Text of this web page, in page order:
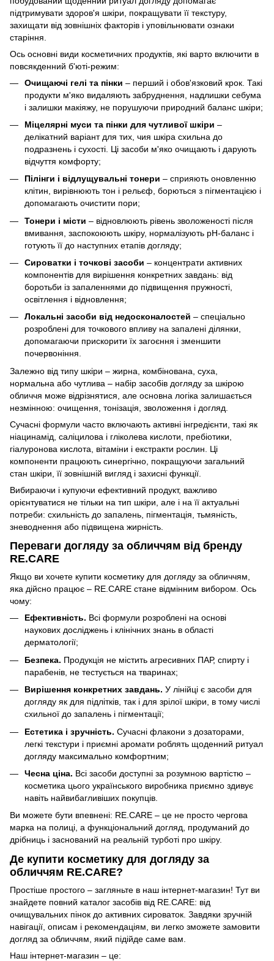
підтримувати здоров'я шкіри, покращувати її текстуру,
захищати від зовнішніх факторів і уповільнювати ознаки
старіння.
Ось основні види косметичних продуктів, які варто включити в
повсякденний б'юті-режим:
Очищаючі гелі та пінки – перший і обов'язковий крок. Такі
продукти м'яко видаляють забруднення, надлишки себума
і залишки макіяжу, не порушуючи природний баланс шкіри;
Міцелярні муси та пінки для чутливої шкіри –
делікатний варіант для тих, чия шкіра схильна до
подразнень і сухості. Ці засоби м'яко очищають і дарують
відчуття комфорту;
Пілінги і відлущувальні тонери – сприяють оновленню
клітин, вирівнюють тон і рельєф, борються з пігментацією і
допомагають очистити пори;
Тонери і місти – відновлюють рівень зволоженості після
вмивання, заспокоюють шкіру, нормалізують pH-баланс і
готують її до наступних етапів догляду;
Сироватки і точкові засоби – концентрати активних
компонентів для вирішення конкретних завдань: від
боротьби із запаленнями до підвищення пружності,
освітлення і відновлення;
Локальні засоби від недосконалостей – спеціально
розроблені для точкового впливу на запалені ділянки,
допомагаючи прискорити їх загоєння і зменшити
почервоніння.
Залежно від типу шкіри – жирна, комбінована, суха,
нормальна або чутлива – набір засобів догляду за шкірою
обличчя може відрізнятися, але основна логіка залишається
незмінною: очищення, тонізація, зволоження і догляд.
Сучасні формули часто включають активні інгредієнти, такі як
ніацинамід, саліцилова і гліколева кислоти, пребіотики,
гіалуронова кислота, вітаміни і екстракти рослин. Ці
компоненти працюють синергічно, покращуючи загальний
стан шкіри, її зовнішній вигляд і захисні функції.
Вибираючи і купуючи ефективний продукт, важливо
орієнтуватися не тільки на тип шкіри, але і на її актуальні
потреби: схильність до запалень, пігментація, тьмяність,
зневоднення або підвищена жирність.
Переваги догляду за обличчям від бренду
RE.CARE
Якщо ви хочете купити косметику для догляду за обличчям,
яка дійсно працює – RE.CARE стане відмінним вибором. Ось
чому:
Ефективність. Всі формули розроблені на основі
наукових досліджень і клінічних знань в області
дерматології;
Безпека. Продукція не містить агресивних ПАР, спирту і
парабенів, не тестується на тваринах;
Вирішення конкретних завдань. У лінійці є засоби для
догляду як для підлітків, так і для зрілої шкіри, в тому числі
схильної до запалень і пігментації;
Естетика і зручність. Сучасні флакони з дозаторами,
легкі текстури і приємні аромати роблять щоденний ритуал
догляду максимально комфортним;
Чесна ціна. Всі засоби доступні за розумною вартістю –
косметика цього українського виробника приємно здивує
навіть найвибагливіших покупців.
Ви можете бути впевнені: RE.CARE – це не просто чергова
марка на полиці, а функціональний догляд, продуманий до
дрібниць і заснований на реальній турботі про шкіру.
Де купити косметику для догляду за
обличчям RE.CARE?
Простіше простого – загляньте в наш інтернет-магазин! Тут ви
знайдете повний каталог засобів від RE.CARE: від
очищувальних пінок до активних сироваток. Завдяки зручній
навігації, описам і рекомендаціям, ви легко зможете замовити
догляд за обличчям, який підійде саме вам.
Наш інтернет-магазин – це: